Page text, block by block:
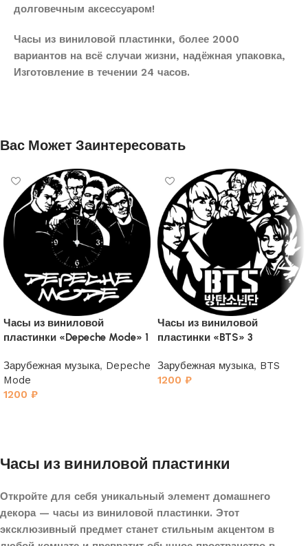
долговечным аксессуаром!
Часы из виниловой пластинки, более 2000
вариантов на всё случаи жизни, надёжная упаковка,
Изготовление в течении 24 часов.
Вас Может Заинтересовать
Часы из виниловой
пластинки «Depeche Mode» 1
Зарубежная музыка, Depeche
Mode
1200 ₽
Часы из виниловой
пластинки «BTS» 3
Зарубежная музыка, BTS
1200 ₽
Часы из виниловой пластинки
Откройте для себя уникальный элемент домашнего
декора — часы из виниловой пластинки. Этот
эксклюзивный предмет станет стильным акцентом в